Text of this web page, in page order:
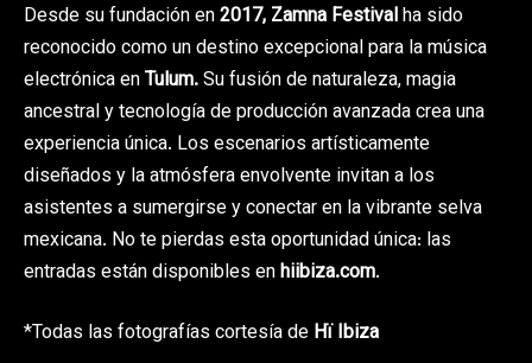
Desde su fundación en2017, Zamna Festivalha sido
reconocido como un destino excepcional para la música
electrónica enTulum.Su fusión de naturaleza, magia
ancestral y tecnología de producción avanzada crea una
experiencia única. Los escenarios artísticamente
diseñados y la atmósfera envolvente invitan a los
asistentes a sumergirse y conectar en la vibrante selva
mexicana. No te pierdas esta oportunidad única: las
entradas están disponibles enhiibiza.com.
*Todas las fotografías cortesía de Hï Ibiza